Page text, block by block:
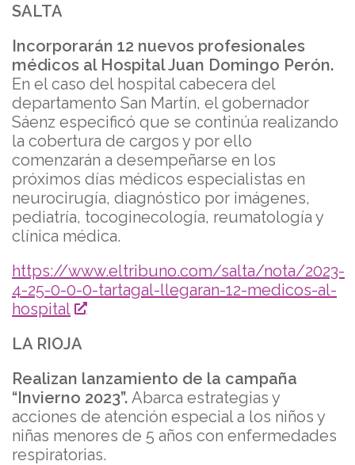
SALTA
Incorporarán 12 nuevos profesionales
médicos al Hospital Juan Domingo Perón.
En el caso del hospital cabecera del
departamento San Martín, el gobernador
Sáenz especificó que se continúa realizando
la cobertura de cargos y por ello
comenzarán a desempeñarse en los
próximos días médicos especialistas en
neurocirugía, diagnóstico por imágenes,
pediatría, tocoginecología, reumatología y
clínica médica.
https://www.eltribuno.com/salta/nota/2023-
4-25-0-0-0-tartagal-llegaran-12-medicos-al-
hospital
LA RIOJA
Realizan lanzamiento de la campaña
“Invierno 2023”. Abarca estrategias y
acciones de atención especial a los niños y
niñas menores de 5 años con enfermedades
respiratorias.